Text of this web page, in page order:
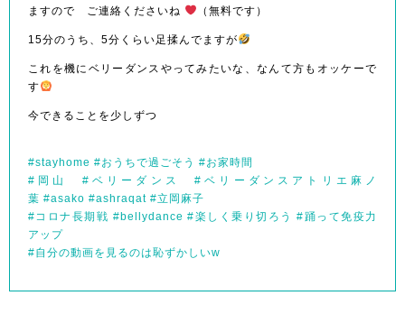
ますので ご連絡くださいね
（無料です）
15分のうち、 5分くらい足揉んでますが
これを機にベリーダンスやってみたいな、なんて方もオッケーで
す
今できることを少しずつ
#stayhome #おうちで過ごそう #お家時間
# 岡山 # ベリーダンス # ベリーダンスアトリエ麻ノ
葉 #asako #ashraqat #立岡麻子
# コロナ長期戦 #bellydance #楽しく乗り切ろう #踊って免疫力
アップ
#自分の動画を見るのは恥ずかしいw